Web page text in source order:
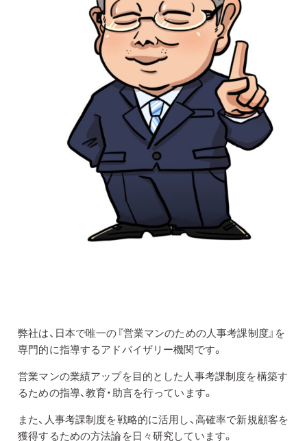
弊社は、日本で唯一の『営業マンのための人事考課制度』を
専門的に指導するアドバイザリー機関です。
営業マンの業績アップを目的とした人事考課制度を構築す
るための指導、教育・助言を行っています。
また、人事考課制度を戦略的に活用し、高確率で新規顧客を
獲得するための方法論を日々研究しています。